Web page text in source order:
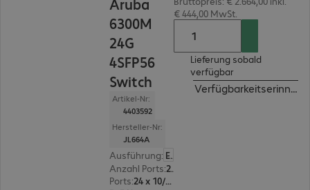
Aruba
6300M
24G
4SFP56
Switch
Artikel-Nr:
4403592
Hersteller-Nr:
JL664A
Ausführung:
Europäisch
Anzahl Ports: 24
Ports:
24 x 10/100/1000 RJ45
€ 444,00 MwSt.
Lieferung sobald
verfügbar